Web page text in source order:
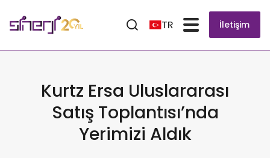
TR İletişim
Kurtz Ersa Uluslararası
Satış Toplantısı’nda
Yerimizi Aldık